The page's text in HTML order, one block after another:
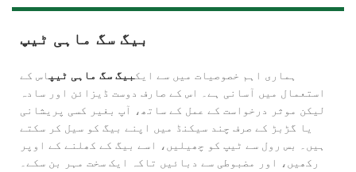
بیگ سگ ماہی ٹیپ
ہماری اہم خصوصیات میں سے ایکبیگ سگ ماہی ٹیپاس کے
استعمال میں آسانی ہے۔ اس کے صارف دوست ڈیزائن اور سادہ
لیکن موثر درخواست کے عمل کے ساتھ، آپ بغیر کسی پریشانی
یا گڑبڑ کے صرف چند سیکنڈ میں اپنے بیگ کو سیل کر سکتے
ہیں۔ بس رول سے ٹیپ کو چھیلیں، اسے بیگ کے کھلنے کے اوپر
رکھیں، اور مضبوطی سے دبائیں تاکہ ایک سخت مہر بن سکے۔